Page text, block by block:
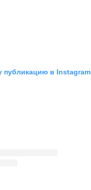
публикацию в Instagram